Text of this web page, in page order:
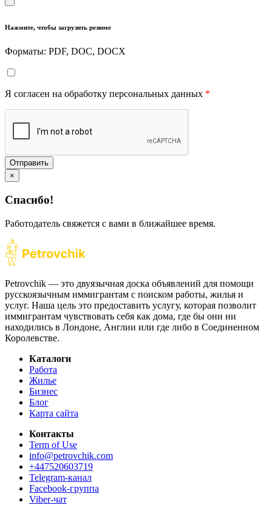
Нажмите, чтобы загрузить резюме
Форматы: PDF, DOC, DOCX
Я согласен на обработку персональных данных *
Отправить
×
Спасибо!
Работодатель свяжется с вами в ближайшее время.
Petrovchik — это двуязычная доска объявлений для помощи
русскоязычным иммигрантам с поиском работы, жилья и
услуг. Наша цель это предоставить услугу, которая позволит
иммигрантам чувствовать себя как дома, где бы они ни
находились в Лондоне, Англии или где либо в Соединенном
Королевстве.
Каталоги
Работа
Жилье
Бизнес
Блог
Карта сайта
Контакты
Term of Use
info@petrovchik.com
+447520603719
Telegram-канал
Facebook-группа
Viber-чат